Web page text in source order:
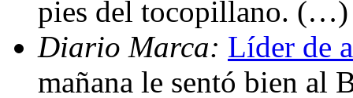
pies del tocopillano. (…)
Diario Marca: Líder de
mañana le sentó bien al